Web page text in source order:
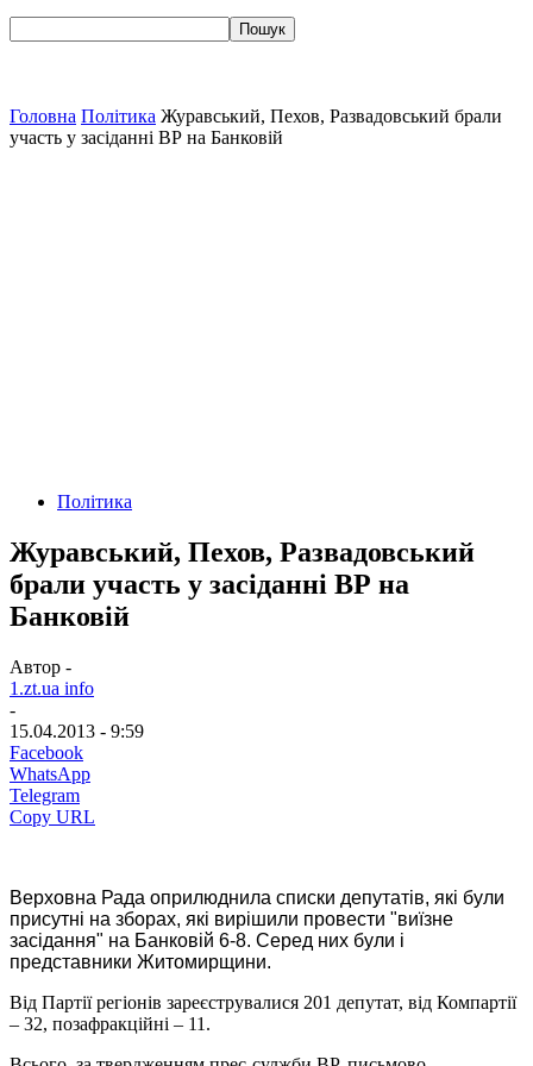
Головна Політика Журавський, Пехов, Развадовський брали
участь у засіданні ВР на Банковій
Політика
Журавський, Пехов, Развадовський
брали участь у засіданні ВР на
Банковій
Автор -
1.zt.ua info
-
15.04.2013 - 9:59
Facebook
WhatsApp
Telegram
Copy URL
Верховна Рада оприлюднила списки депутатів, які були
присутні на зборах, які вирішили провести "виїзне
засідання" на Банковій 6-8. Серед них були і
представники Житомирщини.
Від Партії регіонів зареєструвалися 201 депутат, від Компартії
– 32, позафракційні – 11.